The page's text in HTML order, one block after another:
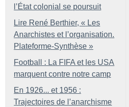
l’État colonial se poursuit
Lire René Berthier, « Les
Anarchistes et l’organisation.
Plateforme-Synthèse »
Football : La FIFA et les USA
marquent contre notre camp
En 1926... et 1956 :
Trajectoires de l’anarchisme